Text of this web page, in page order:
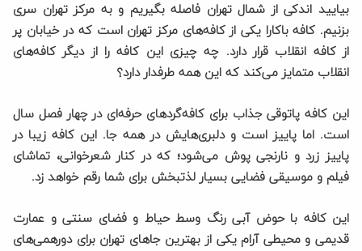
بیایید اندکی از شمال تهران فاصله بگیریم و به مرکز تهران سری
بزنیم. کافه باکارا یکی از کافه‌های مرکز تهران است که در خیابان پر
از کافه انقلاب قرار دارد. چه چیزی این کافه را از دیگر کافه‌های
انقلاب متمایز می‌کند که این همه طرفدار دارد؟
این کافه پاتوقی جذاب برای کافه‌گردهای حرفه‌ای در چهار فصل سال
است. اما پاییز است و دلبری‌هایش در همه جا. این کافه زیبا در
پاییز زرد و نارنجی پوش می‌شود؛ که در کنار شعرخوانی، تماشای
فیلم و موسیقی فضایی بسیار لذتبخش برای شما رقم خواهد زد.
این کافه با حوض آبی رنگ وسط حیاط و فضای سنتی و عمارت
قدیمی و محیطی آرام یکی از بهترین جاهای تهران برای دورهمی‌های